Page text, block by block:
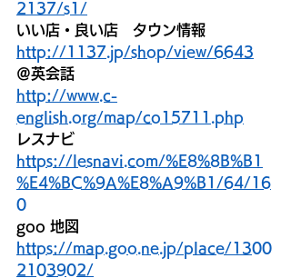
2137/s1/
いい店・良い店　タウン情報
http://1137.jp/shop/view/6643
＠英会話
http://www.c-
english.org/map/co15711.php
レスナビ
https://lesnavi.com/%E8%8B%B1
%E4%BC%9A%E8%A9%B1/64/16
0
goo 地図
https://map.goo.ne.jp/place/1300
2103902/